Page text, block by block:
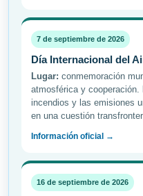
7 de septiembre de 2026
Día Internacional del
Lugar: conmemoración
atmosférica y cooperación.
incendios y las emisiones
en una cuestión
Información oficial →
16 de septiembre de 2026